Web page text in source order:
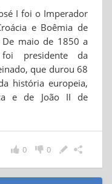
I foi o Imperador
e Boêmia de
maio de 1850 a
presidente da
que durou 68
história europeia,
e de João II de
0
0